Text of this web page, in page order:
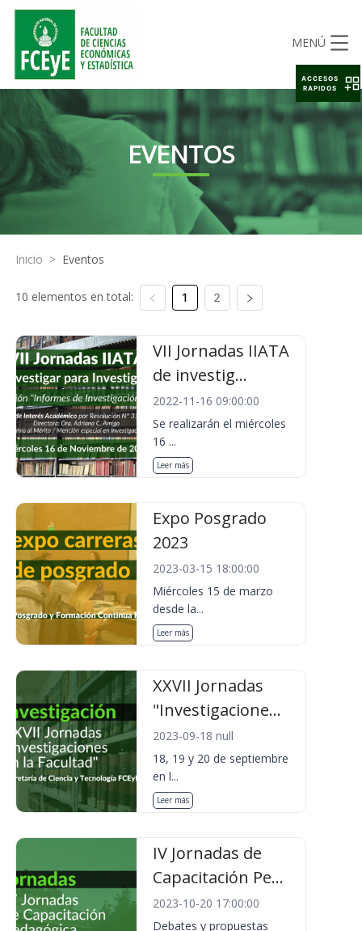
MENÚ
EVENTOS
Inicio > Eventos
10 elementos en total: 1 2
VII Jornadas IIATA
de investig...
2022-11-16 09:00:00
Se realizarán el miércoles
16 ...
Leer más
Expo Posgrado
2023
2023-03-15 18:00:00
Miércoles 15 de marzo
desde la...
Leer más
XXVII Jornadas
"Investigacione...
2023-09-18 null
18, 19 y 20 de septiembre
en l...
Leer más
IV Jornadas de
Capacitación Pe...
2023-10-20 17:00:00
Debates y propuestas
ACCESOS
RAPIDOS